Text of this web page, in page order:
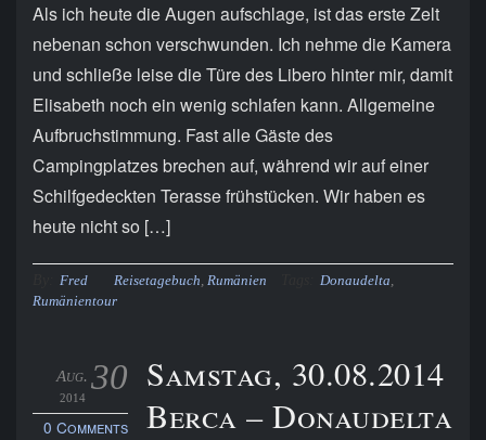
Als ich heute die Augen aufschlage, ist das erste Zelt
nebenan schon verschwunden. Ich nehme die Kamera
und schließe leise die Türe des Libero hinter mir, damit
Elisabeth noch ein wenig schlafen kann. Allgemeine
Aufbruchstimmung. Fast alle Gäste des
Campingplatzes brechen auf, während wir auf einer
Schilfgedeckten Terasse frühstücken. Wir haben es
heute nicht so […]
Fred Reisetagebuch Rumänien Donaudelta
Rumänientour
30
Aug.
2014
0 Comments
Samstag, 30.08.2014
Berca – Donaudelta